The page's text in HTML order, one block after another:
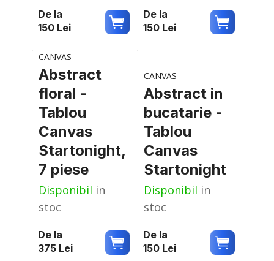
De la
150 Lei
De la
150 Lei
CANVAS
Abstract
floral -
Tablou
Canvas
Startonight,
7 piese
Disponibil in
stoc
De la
375 Lei
CANVAS
Abstract in
bucatarie -
Tablou
Canvas
Startonight
Disponibil in
stoc
De la
150 Lei